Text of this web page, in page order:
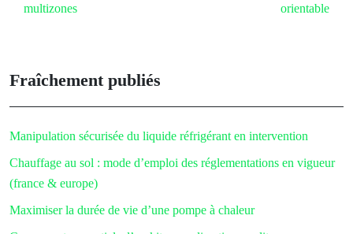
multizones
orientable
Fraîchement publiés
Manipulation sécurisée du liquide réfrigérant en intervention
Chauffage au sol : mode d’emploi des réglementations en vigueur
(france & europe)
Maximiser la durée de vie d’une pompe à chaleur